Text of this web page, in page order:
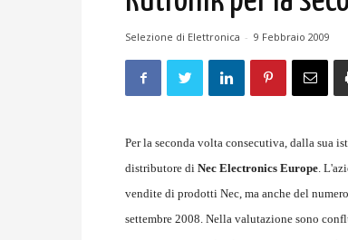
Selezione di Elettronica - 9 Febbraio 2009
Per la seconda volta consecutiva, dalla sua
distributore di Nec Electronics Europe.
vendite di prodotti Nec, ma anche del
settembre 2008. Nella valutazione sono